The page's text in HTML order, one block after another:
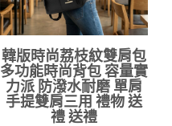
韓版時尚荔枝紋雙肩包
多功能時尚背包 容量實
力派 防潑水耐磨 單肩
手提雙肩三用 禮物 送
禮 送禮